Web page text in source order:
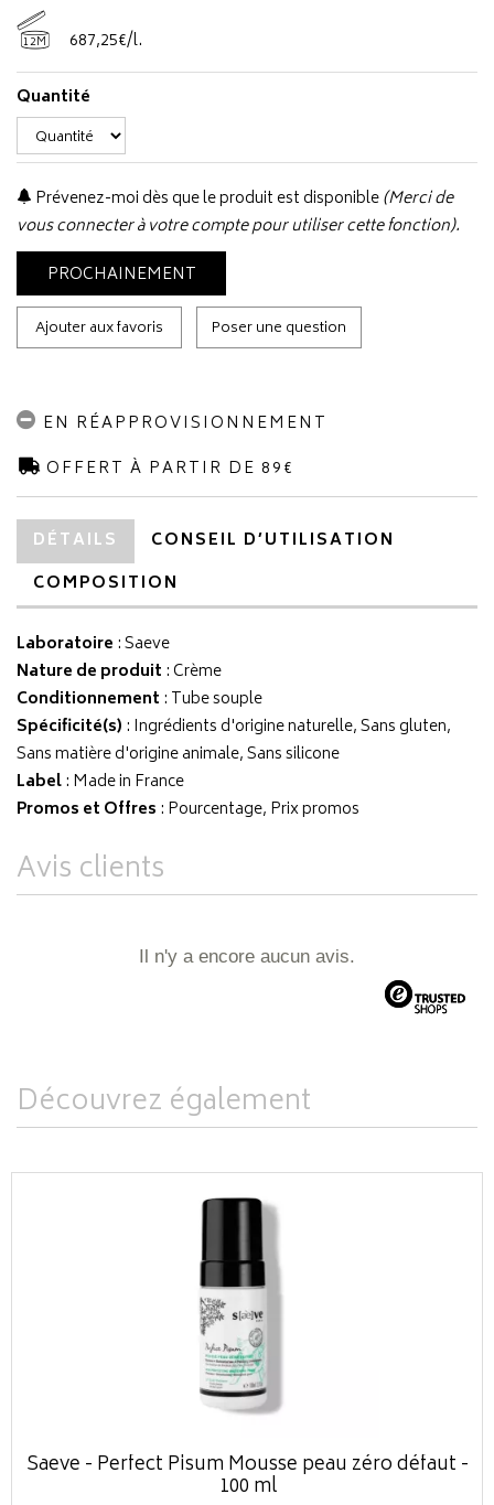
12M 687,25€/l.
Quantité
Prévenez-moi dès que le produit est disponible(Merci de
vous connecter à votre compte pour utiliser cette fonction).
PROCHAINEMENT
Ajouter aux favoris Poser une question
EN RÉAPPROVISIONNEMENT
OFFERT À PARTIR DE 89€
DÉTAILS
CONSEIL D’UTILISATION
COMPOSITION
Laboratoire :Saeve
Nature de produit : Crème
Conditionnement : Tube souple
Spécificité(s) : Ingrédients d'origine naturelle, Sans gluten,
Sans matière d'origine animale, Sans silicone
Label: Made in France
Promos et Offres : Pourcentage, Prix promos
Avis clients
Il n'y a encore aucun avis.
Découvrez également
Saeve - Perfect Pisum Mousse peau zéro défaut -
100 ml